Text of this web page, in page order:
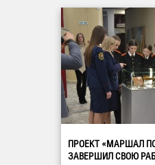
ПРОЕКТ «МАРШАЛ
ЗАВЕРШИЛ СВОЮ